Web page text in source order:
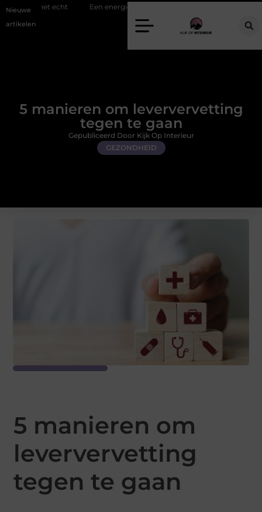
Nieuwe
artikelen
Een energiezuinige hanglamp kopen in Gelderland
5 manieren om leververvetting
tegen te gaan
GEZONDHEID
Gepubliceerd Door Kijk Op Interieur
5 manieren om
leververvetting
tegen te gaan